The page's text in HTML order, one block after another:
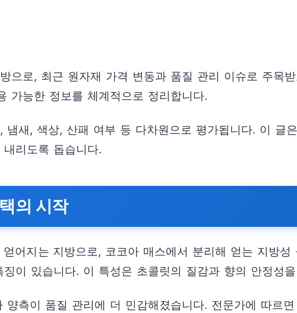
으로, 최근 원자재 가격 변동과 품질 관리 이슈로 주목
가능한 정보를 체계적으로 정리합니다.
새, 색상, 산패 여부 등 다차원으로 평가됩니다. 이 글
리도록 돕습니다.
의 시작
어지는 지방으로, 코코아 매스에서 분리해 얻는 지방성
이 있습니다. 이 특성은 초콜릿의 질감과 향의 안정성
측이 품질 관리에 더 민감해졌습니다. 전문가에 따르